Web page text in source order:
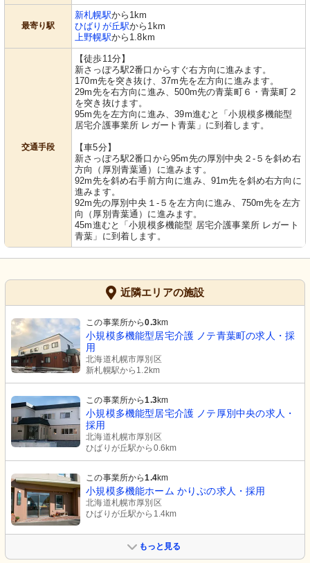
最寄り駅
新札幌駅から1km
ひばりが丘駅から1km
上野幌駅から1.8km
交通手段
【徒歩11分】
新さっぽろ駅2番口からすぐ右方向に進みます。
170m先を突き抜け、37m先を左方向に進みます。
29m先を右方向に進み、500m先の青葉町６・青葉町２
を突き抜けます。
95m先を左方向に進み、39m進むと「小規模多機能型
居宅介護事業所 レガート青葉」に到着します。
【車5分】
新さっぽろ駅2番口から95m先の厚別中央２-５を斜め右
方向（厚別青葉通）に進みます。
92m先を斜め右手前方向に進み、91m先を斜め右方向に
進みます。
92m先の厚別中央１-５を左方向に進み、750m先を左方
向（厚別青葉通）に進みます。
45m進むと「小規模多機能型 居宅介護事業所 レガート
青葉」に到着します。
近隣エリアの施設
この事業所から0.3km
小規模多機能型居宅介護 ノテ青葉町の求人・採
用
北海道札幌市厚別区
新札幌駅から1.2km
この事業所から1.3km
小規模多機能型居宅介護 ノテ厚別中央の求人・
採用
北海道札幌市厚別区
ひばりが丘駅から0.6km
この事業所から1.4km
小規模多機能ホーム かりぷの求人・採用
北海道札幌市厚別区
ひばりが丘駅から1.4km
もっと見る